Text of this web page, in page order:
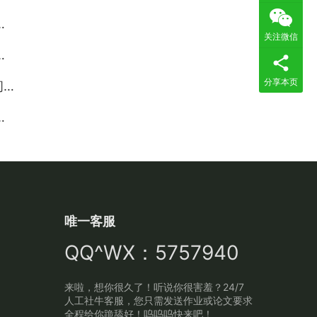
唯一客服
QQ^WX：5757940
来啦，想你很久了！听说你很害羞？24/7
人工社牛客服，您只需发送作业或论文要求
全程给你跪舔好！呜呜呜快来吧！
关注微信
分享本页